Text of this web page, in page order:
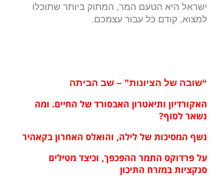
ישראל היא הטעם המר, המתוק ביותר שתוכלו
למצוא, קודם כל עבור עצמכם.
“שובה של הציונות” – שב הביתה
האקורדיון ותיאטרון האבסורד של החיים. ומה
נשאר לסוף?
נשף המסיכות של לילה, והואלס האחרון בקאהיר
על פרדוקס התמר ההפכפך, וכיצד מטילים
סנקציות במזרח התיכון